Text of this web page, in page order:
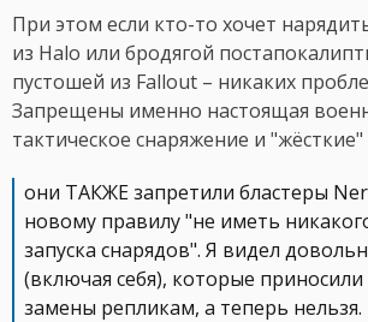
При этом если кто-то хочет
из Halo или бродягой
пустошей из Fallout – никаких
Запрещены именно настоящая
тактическое снаряжение и
они ТАКЖЕ запретили бластеры
новому правилу "не иметь
запуска снарядов". Я видел
(включая себя), которые приносили
замены репликам, а теперь нельзя.